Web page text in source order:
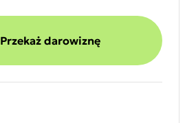
Przekaż darowiznę